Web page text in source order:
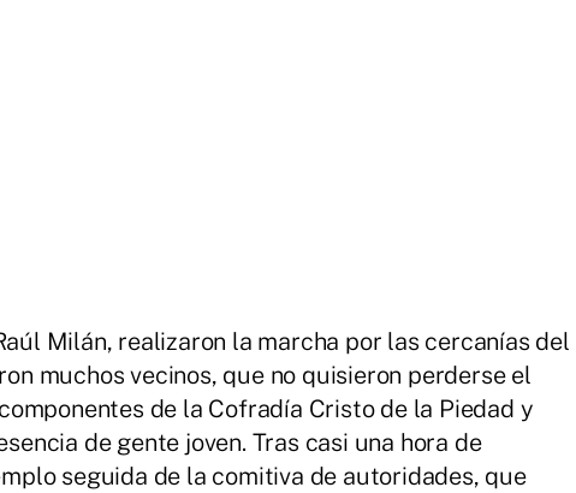
Milán, realizaron la marcha por las cercanías del
muchos vecinos, que no quisieron perderse el
de la Cofradía Cristo de la Piedad y
de gente joven. Tras casi una hora de
seguida de la comitiva de autoridades, que